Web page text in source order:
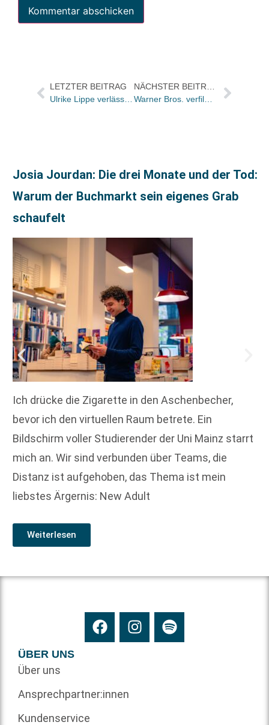
LETZTER BEITRAG
Ulrike Lippe verlässt De Gruyter
Josia Jourdan: Die drei Monate und der Tod:
Warum der Buchmarkt sein eigenes Grab
schaufelt
Ich drücke die Zigarette in den Aschenbecher,
bevor ich den virtuellen Raum betrete. Ein
Bildschirm voller Studierender der Uni Mainz starrt
mich an. Wir sind verbunden über Teams, die
Distanz ist aufgehoben, das Thema ist mein
liebstes Ärgernis: New Adult
Weiterlesen
ÜBER UNS
Über uns
Ansprechpartner:innen
Kundenservice